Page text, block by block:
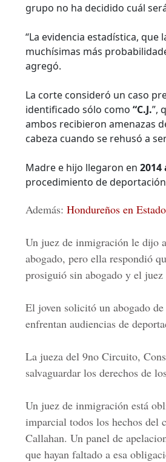
grupo no ha decidido cuál
“La evidencia estadística, que
muchísimas más
agregó.
La corte consideró un caso
identificado sólo como “C.J.”,
ambos recibieron amenazas
cabeza cuando se rehusó a
Madre e hijo llegaron en 2014
procedimiento de
Además: Hondureños en
Un juez de inmigración le dijo
abogado, pero ella respondió
prosiguió sin abogado y el
El joven solicitó un abogado
enfrentan audiencias de
La jueza del 9no Circuito,
salvaguardar los derechos de
Un juez de inmigración está
imparcial todos los hechos del
Callahan. Un panel de
que hayan faltado a esa